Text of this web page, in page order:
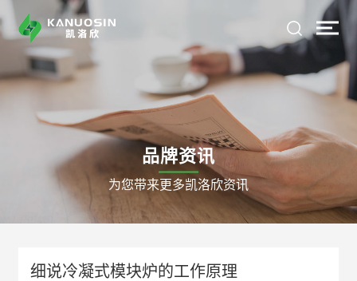
品牌资讯
为您带来更多凯洛欣资讯
细说冷凝式模块炉的工作原理